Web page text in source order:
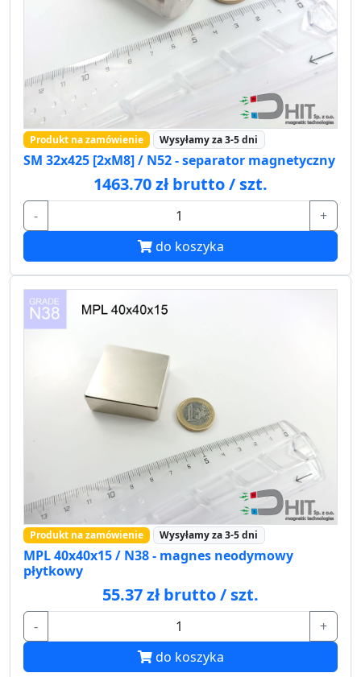
Produkt na zamówienie Wysyłamy za 3-5 dni
SM 32x425 [2xM8] / N52 - separator magnetyczny
1463.70 zł brutto / szt.
-
+
do koszyka
Produkt na zamówienie Wysyłamy za 3-5 dni
MPL 40x40x15 / N38 - magnes neodymowy
płytkowy
55.37 zł brutto / szt.
-
+
do koszyka